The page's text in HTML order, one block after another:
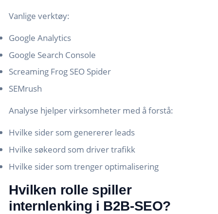
Vanlige verktøy:
Google Analytics
Google Search Console
Screaming Frog SEO Spider
SEMrush
Analyse hjelper virksomheter med å forstå:
Hvilke sider som genererer leads
Hvilke søkeord som driver trafikk
Hvilke sider som trenger optimalisering
Hvilken rolle spiller
internlenking i B2B-SEO?